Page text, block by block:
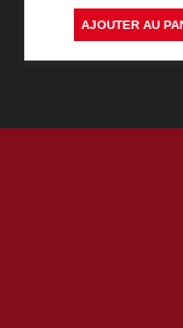
AJOUTER AU